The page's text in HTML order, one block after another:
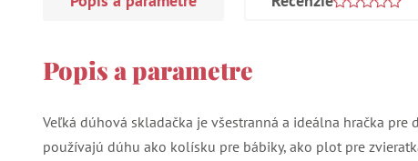
Popis a parametre
Veľká dúhová skladačka je všestranná a ideálna hračka pre
používajú dúhu ako kolísku pre bábiky, ako plot pre